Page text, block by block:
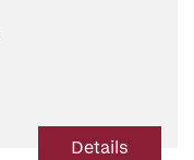
Details